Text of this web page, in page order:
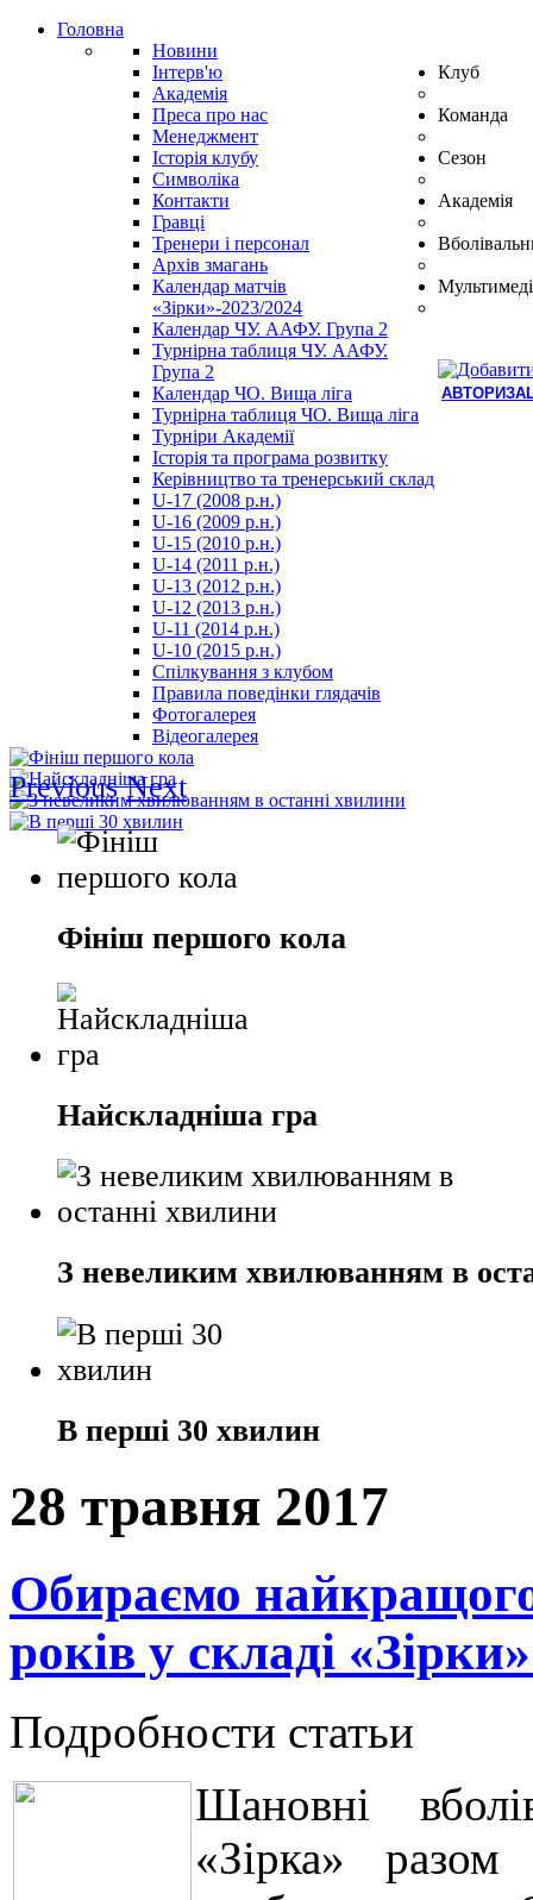
Головна
Новини
Інтерв'ю
Академія
Преса про нас
Клуб
Менеджмент
Історія клубу
Символіка
Контакти
Команда
Гравці
Тренери і персонал
Архів змагань
Сезон
Календар матчів
«Зірки»-2023/2024
Календар ЧУ. ААФУ. Група 2
Турнірна таблиця ЧУ. ААФУ.
Група 2
Календар ЧО. Вища ліга
Турнірна таблиця ЧО. Вища ліга
Академія
Турніри Академії
Історія та програма розвитку
Керівництво та тренерський склад
U-17 (2008 р.н.)
U-16 (2009 р.н.)
U-15 (2010 р.н.)
U-14 (2011 р.н.)
U-13 (2012 р.н.)
U-12 (2013 р.н.)
U-11 (2014 р.н.)
U-10 (2015 р.н.)
Спілкування з клубом
Правила поведінки глядачів
Фотогалерея
Відеогалерея
Previous Next
Фініш першого кола
Найскладніша гра
З невеликим хвилюванням в
В перші 30 хвилин
28 травня 2017
Обираємо
років у складі
Подробности статьи
Шановні
«Зірка»